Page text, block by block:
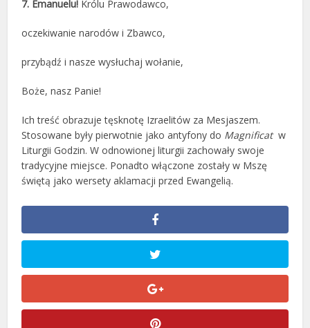
7. Emanuelu! Królu Prawodawco,
oczekiwanie narodów i Zbawco,
przybądź i nasze wysłuchaj wołanie,
Boże, nasz Panie!
Ich treść obrazuje tęsknotę Izraelitów za Mesjaszem.
Stosowane były pierwotnie jako antyfony do Magnificatw
Liturgii Godzin. W odnowionej liturgii zachowały swoje
tradycyjne miejsce. Ponadto włączone zostały w Mszę
świętą jako wersety aklamacji przed Ewangelią.